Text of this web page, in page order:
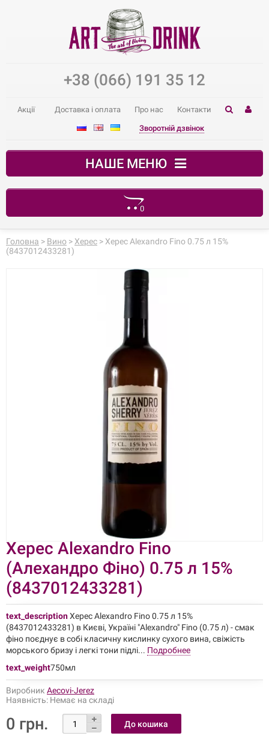
+38 (066) 191 35 12
Акції Доставка і оплата Про нас Контакти
Зворотній дзвінок
НАШЕ МЕНЮ
0
Ваш кошик порожній
Головна > Вино > Херес > Херес Alexandro Fino 0.75 л 15%
(8437012433281)
Херес Alexandro Fino
(Алехандро Фіно) 0.75 л 15%
(8437012433281)
text_descriptionХерес Alexandro Fino 0.75 л 15%
(8437012433281) в Києві, Україні "Alexandro" Fino (0.75 л) - смак
фіно поєднує в собі класичну кислинку сухого вина, свіжість
морського бризу і легкі тони підлі... Подробнее
text_weight750мл
Виробник Aecovi-Jerez
Наявність: Немає на складі
0 грн.